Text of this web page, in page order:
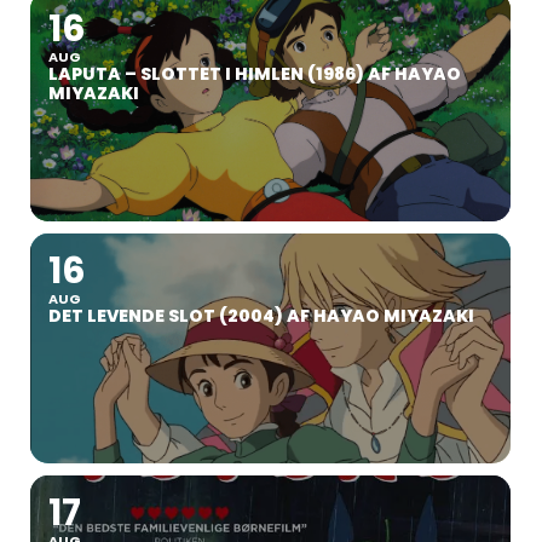
16
AUG
LAPUTA – SLOTTET I HIMLEN (1986) AF HAYAO
MIYAZAKI
16
AUG
DET LEVENDE SLOT (2004) AF HAYAO MIYAZAKI
17